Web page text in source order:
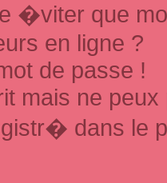
�viter que
en ligne ?
de passe !
mais ne
dans le